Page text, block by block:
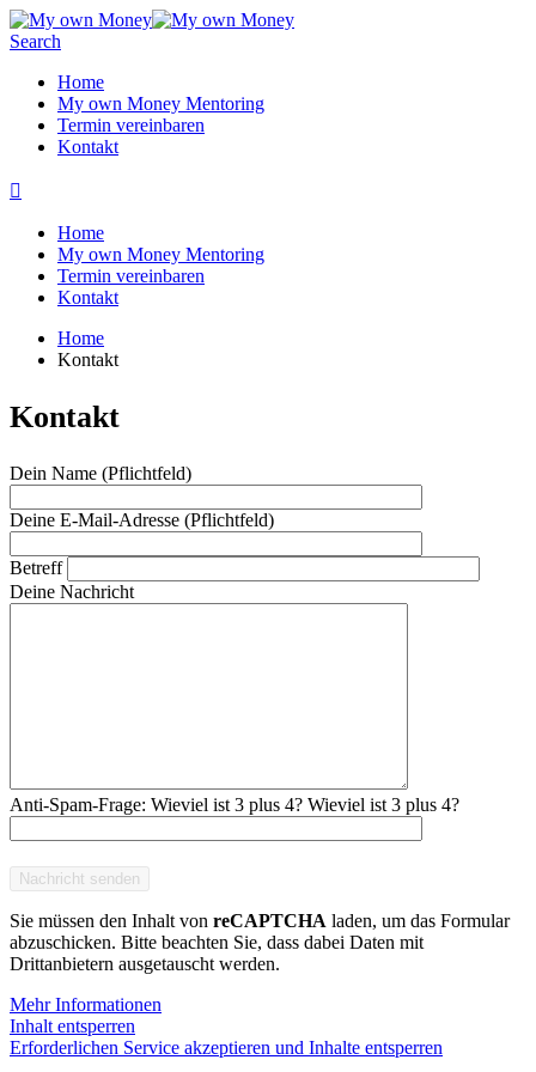
Search
Home
My own Money Mentoring
Termin vereinbaren
Kontakt
Home
My own Money Mentoring
Termin vereinbaren
Kontakt
Home
Kontakt
Kontakt
Dein Name (Pflichtfeld)
Deine E-Mail-Adresse (Pflichtfeld)
Betreff
Deine Nachricht
Anti-Spam-Frage: Wieviel ist 3 plus 4? Wieviel ist 3 plus 4?
Sie müssen den Inhalt von reCAPTCHA laden, um das Formular
abzuschicken. Bitte beachten Sie, dass dabei Daten mit
Drittanbietern ausgetauscht werden.
Mehr Informationen
Inhalt entsperren
Erforderlichen Service akzeptieren und Inhalte entsperren